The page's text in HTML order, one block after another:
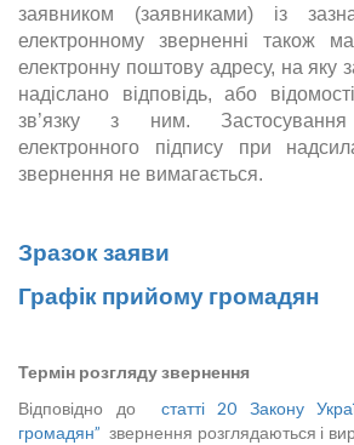
заявником (заявниками) із
електронному зверненні також
електронну поштову адресу, на яку
надіслано відповідь, або
зв’язку з ним. Застосування
електронного підпису при
звернення не вимагається.
Зразок заяви
Графік прийому громадян
Термін розгляду звернення
Відповідно до статті 20 Закону
громадян” звернення розглядаються і